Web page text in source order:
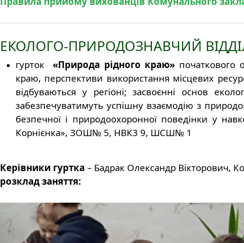
ЕКОЛОГО-ПРИРОДОЗНАВЧИЙ
гурток «Природа рідного краю» початкового
краю, перспективи використання місцевих
відбуваються у регіоні; засвоєнні основ
забезпечуватимуть успішну взаємодію з
безпечної і природоохоронної поведінки у
Корнієнка», ЗОШ№ 5, НВК3 9, ШСШ№ 1
Керівники гуртка – Бадрак Олександр Вікторович,
розклад заняття: